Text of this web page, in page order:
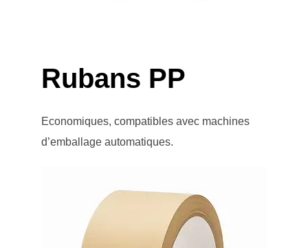
Rubans PP
Economiques, compatibles avec machines
d’emballage automatiques.